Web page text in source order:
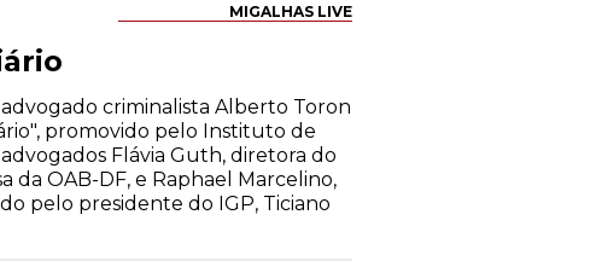
MIGALHAS LIVE
criminalista Alberto Toron
promovido pelo Instituto de
Flávia Guth, diretora do
da OAB-DF, e Raphael Marcelino,
pelo presidente do IGP, Ticiano